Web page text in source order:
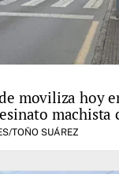
moviliza hoy
machista
TOÑO SUÁREZ